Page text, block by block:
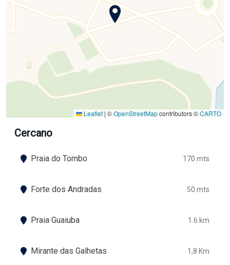
Leaflet | ©OpenStreetMapcontributors ©CARTO
Cercano
Praia do Tombo 170 mts
Forte dos Andradas 50 mts
Praia Guaiuba 1.6 km
Mirante das Galhetas 1,8 Km